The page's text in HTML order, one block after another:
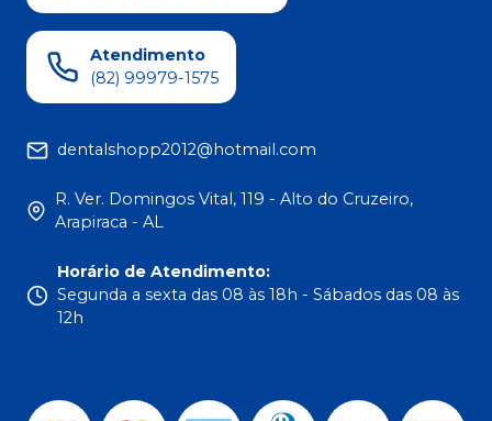
Atendimento
(82) 99979-1575
dentalshopp2012@hotmail.com
R. Ver. Domingos Vital, 119 - Alto do Cruzeiro,
Arapiraca - AL
Horário de Atendimento:
Segunda a sexta das 08 às 18h - Sábados das 08 às
12h